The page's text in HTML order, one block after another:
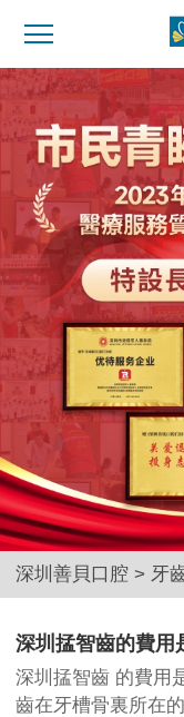
深圳善貝口腔 > 牙
深圳掹智齒的費用
深圳掹智齒 的費用
齒在牙槽骨裏所在